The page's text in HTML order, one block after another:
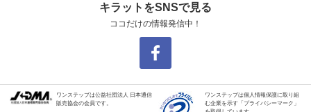
キラットをSNSで見る
ココだけの情報発信中！
ワンステップは公益社団法人 日本通信
販売協会の会員です。
ワンステップは個人情報保護に取り組
む企業を示す「プライバシーマーク」